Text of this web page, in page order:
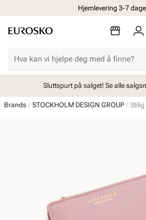
Hjemlevering 3-7
Sluttspurt på salget! Se alle
Brands STOCKHOLM DESIGN GROUP